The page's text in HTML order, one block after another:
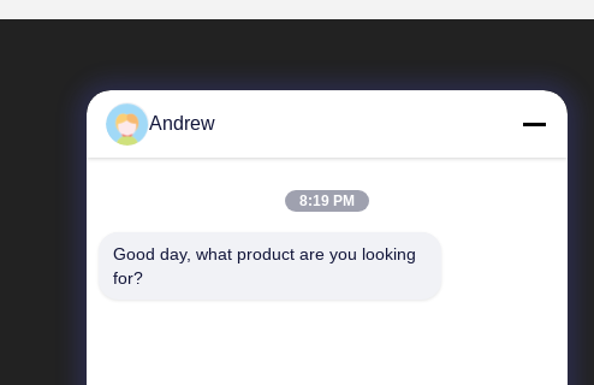
त्वरित लिंक
Andrew
8:19 PM
Good day, what product are you looking
for?